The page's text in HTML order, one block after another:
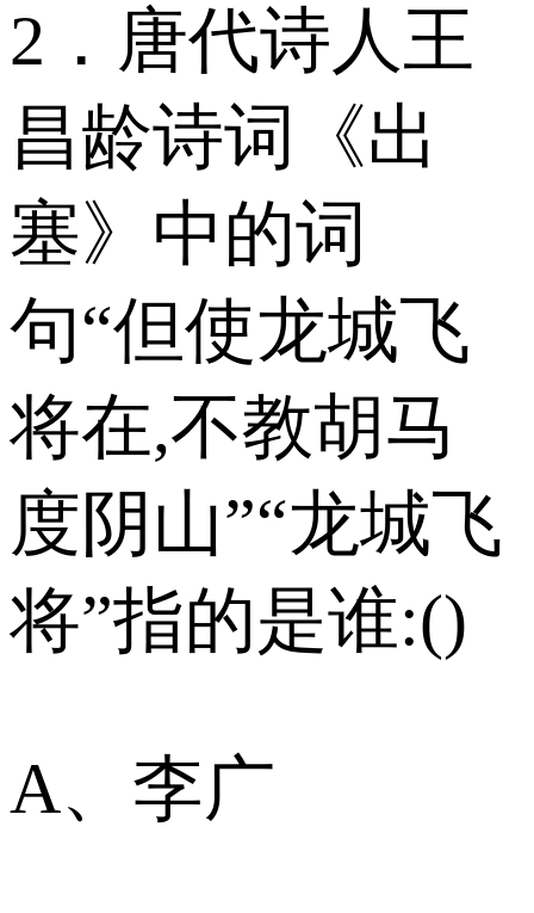
2．唐代诗人王
昌龄诗词《出
塞》中的词
句“但使龙城飞
将在,不教胡马
度阴山”“龙城飞
将”指的是谁:()
A、李广